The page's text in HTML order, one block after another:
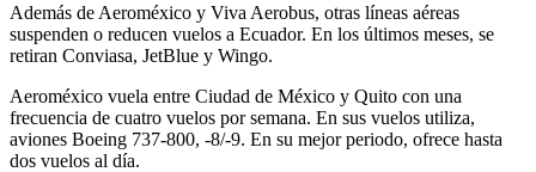
Además de Aeroméxico y Viva Aerobus, otras líneas aéreas
suspenden o reducen vuelos a Ecuador. En los últimos meses, se
retiran Conviasa, JetBlue y Wingo.
Aeroméxico vuela entre Ciudad de México y Quito con una
frecuencia de cuatro vuelos por semana. En sus vuelos utiliza,
aviones Boeing 737-800, -8/-9. En su mejor periodo, ofrece hasta
dos vuelos al día.